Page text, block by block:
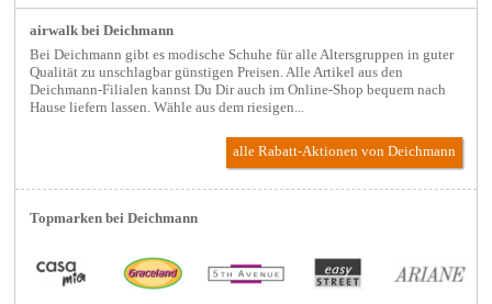
airwalk bei Deichmann
Bei Deichmann gibt es modische Schuhe für alle Altersgruppen in guter
Qualität zu unschlagbar günstigen Preisen. Alle Artikel aus den
Deichmann-Filialen kannst Du Dir auch im Online-Shop bequem nach
Hause liefern lassen. Wähle aus dem riesigen...
alle Rabatt-Aktionenvon Deichmann
Topmarken bei Deichmann